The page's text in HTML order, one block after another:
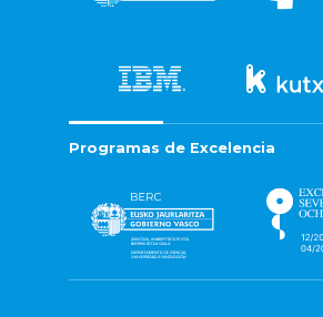
Programas de Excelencia